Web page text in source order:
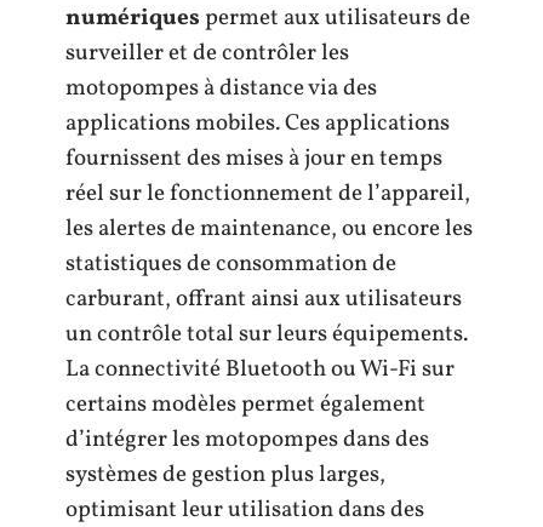
numériquespermet aux utilisateurs de
surveiller et de contrôler les
motopompes à distance via des
applications mobiles. Ces applications
fournissent des mises à jour en temps
réel sur le fonctionnement de l’appareil,
les alertes de maintenance, ou encore les
statistiques de consommation de
carburant, offrant ainsi aux utilisateurs
un contrôle total sur leurs équipements.
La connectivité Bluetooth ou Wi-Fi sur
certains modèles permet également
d’intégrer les motopompes dans des
systèmes de gestion plus larges,
optimisant leur utilisation dans des